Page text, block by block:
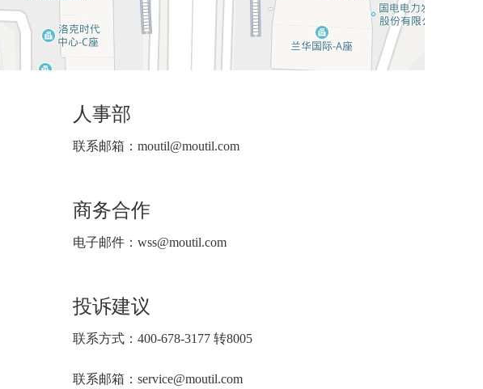
人事部
联系邮箱：moutil@moutil.com
商务合作
电子邮件：wss@moutil.com
投诉建议
联系方式：400-678-3177 转8005
联系邮箱：service@moutil.com